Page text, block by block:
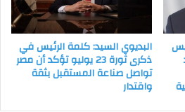
البديوي السيد: كلمة الرئيس في
ذكرى ثورة 23 يوليو تؤكد أن مصر
تواصل صناعة المستقبل بثقة
واقتدار